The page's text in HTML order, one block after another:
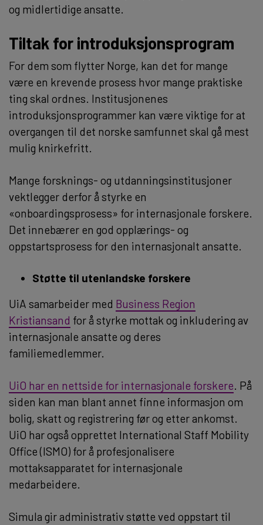
og midlertidige ansatte.
Tiltak for introduksjonsprogram
For dem som flytter Norge, kan det for mange
være en krevende prosess hvor mange praktiske
ting skal ordnes. Institusjonenes
introduksjonsprogrammer kan være viktige for at
overgangen til det norske samfunnet skal gå mest
mulig knirkefritt.
Mange forsknings- og utdanningsinstitusjoner
vektlegger derfor å styrke en
«onboardingsprosess» for internasjonale forskere.
Det innebærer en god opplærings- og
oppstartsprosess for den internasjonalt ansatte.
Støtte til utenlandske forskere
UiA samarbeider med Business Region
Kristiansand for å styrke mottak og inkludering av
internasjonale ansatte og deres
familiemedlemmer.
UiO har en nettside for internasjonale forskere. På
siden kan man blant annet finne informasjon om
bolig, skatt og registrering før og etter ankomst.
UiO har også opprettet International Staff Mobility
Office (ISMO) for å profesjonalisere
mottaksapparatet for internasjonale
medarbeidere.
Simula gir administrativ støtte ved oppstart til